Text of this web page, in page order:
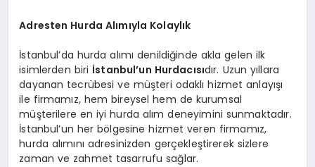
Adresten Hurda Alımıyla Kolaylık
İstanbul’da hurda alımı denildiğinde akla gelen ilk
isimlerden biri İstanbul’un Hurdacısıdır. Uzun yıllara
dayanan tecrübesi ve müşteri odaklı hizmet anlayışı
ile firmamız, hem bireysel hem de kurumsal
müşterilere en iyi hurda alım deneyimini sunmaktadır.
İstanbul’un her bölgesine hizmet veren firmamız,
hurda alımını adresinizden gerçekleştirerek sizlere
zaman ve zahmet tasarrufu sağlar.